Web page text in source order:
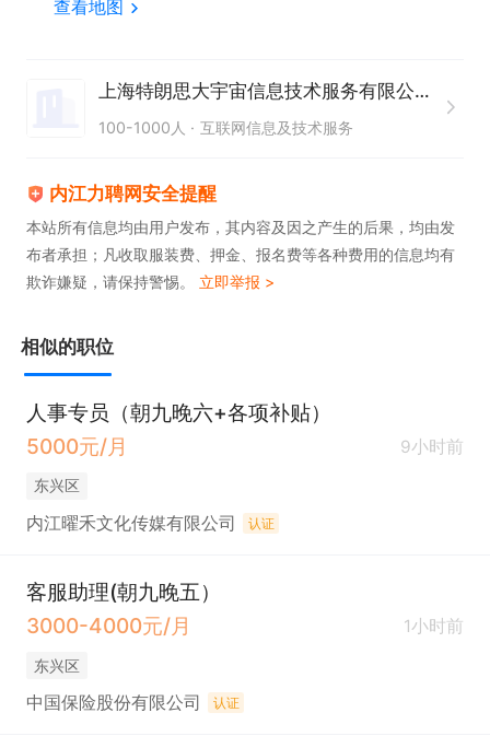
查看地图
上海特朗思大宇宙信息技术服务有限公司内江分公司
100-1000人 互联网信息及技术服务
内江力聘网安全提醒
本站所有信息均由用户发布，其内容及因之产生的后果，均由发
布者承担；凡收取服装费、押金、报名费等各种费用的信息均有
欺诈嫌疑，请保持警惕。 立即举报 >
相似的职位
人事专员（朝九晚六+各项补贴）
5000元/月
9小时前
东兴区
内江曜禾文化传媒有限公司 认证
客服助理(朝九晚五）
3000-4000元/月
1小时前
东兴区
中国保险股份有限公司 认证